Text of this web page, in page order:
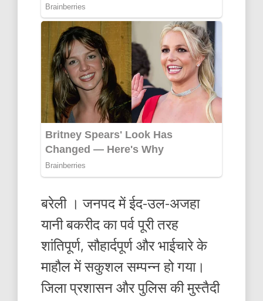
बरेली । जनपद में ईद-उल-अजहा
यानी बकरीद का पर्व पूरी तरह
शांतिपूर्ण, सौहार्दपूर्ण और भाईचारे के
माहौल में सकुशल सम्पन्न हो गया।
जिला प्रशासन और पुलिस की मुस्तैदी